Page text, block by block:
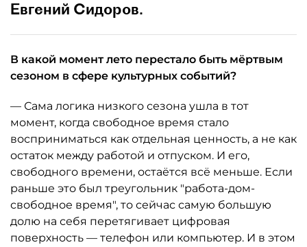
Евгений Сидоров.
В какой момент лето перестало быть мёртвым
сезоном в сфере культурных событий?
— Сама логика низкого сезона ушла в тот
момент, когда свободное время стало
восприниматься как отдельная ценность, а не как
остаток между работой и отпуском. И его,
свободного времени, остаётся всё меньше. Если
раньше это был треугольник "работа-дом-
свободное время", то сейчас самую большую
долю на себя перетягивает цифровая
поверхность — телефон или компьютер. И в этом